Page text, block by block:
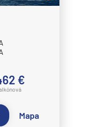
€
Mapa